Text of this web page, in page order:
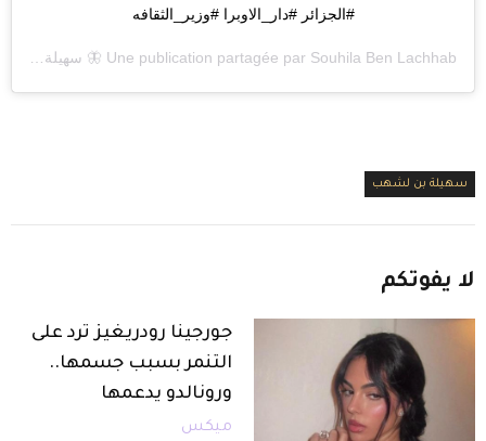
#الجزائر #دار_الاوبرا #وزير_الثقافه
Une publication partagée par Souhila Ben Lachhab 🦋 سهيلة
سهيلة بن لشهب
لا يفوتكم
جورجينا رودريغيز ترد على
التنمر بسبب جسمها..
ورونالدو يدعمها
ميكس